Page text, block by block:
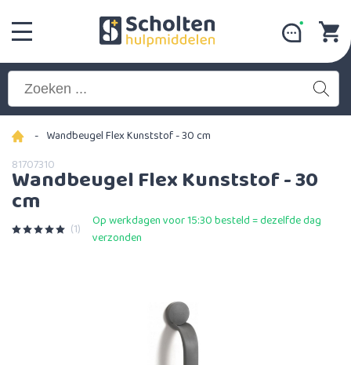
- Wandbeugel Flex Kunststof - 30 cm
81707310
Wandbeugel Flex Kunststof - 30
cm
(1)
Op werkdagen voor 15:30 besteld = dezelfde dag
verzonden